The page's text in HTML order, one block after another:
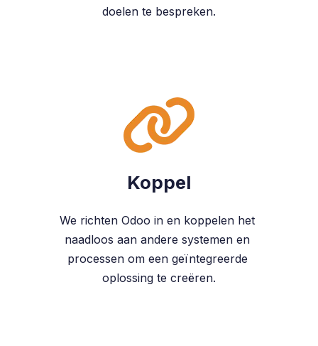
doelen te bespreken.
Koppel
We richten Odoo in en koppelen het
naadloos aan andere systemen en
processen om een geïntegreerde
oplossing te creëren.